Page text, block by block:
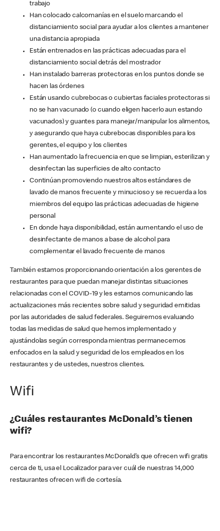
trabajo
Han colocado calcomanías en el suelo marcando el
distanciamiento social para ayudar a los clientes a mantener
una distancia apropiada
Están entrenados en las prácticas adecuadas para el
distanciamiento social detrás del mostrador
Han instalado barreras protectoras en los puntos donde se
hacen las órdenes
Están usando cubrebocas o cubiertas faciales protectoras si
no se han vacunado (o cuando eligen hacerlo aun estando
vacunados) y guantes para manejar/manipular los alimentos,
y asegurando que haya cubrebocas disponibles para los
gerentes, el equipo y los clientes
Han aumentado la frecuencia en que se limpian, esterilizan y
desinfectan las superficies de alto contacto
Continúan promoviendo nuestros altos estándares de
lavado de manos frecuente y minucioso y se recuerda a los
miembros del equipo las prácticas adecuadas de higiene
personal
En donde haya disponibilidad, están aumentando el uso de
desinfectante de manos a base de alcohol para
complementar el lavado frecuente de manos
También estamos proporcionando orientación a los gerentes de
restaurantes para que puedan manejar distintas situaciones
relacionadas con el COVID-19 y les estamos comunicando las
actualizaciones más recientes sobre salud y seguridad emitidas
por las autoridades de salud federales. Seguiremos evaluando
todas las medidas de salud que hemos implementado y
ajustándolas según corresponda mientras permanecemos
enfocados en la salud y seguridad de los empleados en los
restaurantes y de ustedes, nuestros clientes.
Wifi
¿Cuáles restaurantes McDonald’s tienen
wifi?
Para encontrar los restaurantes McDonald’s que ofrecen wifi gratis
cerca de ti, usa el Localizador para ver cuál de nuestras 14,000
restaurantes ofrecen wifi de cortesía.